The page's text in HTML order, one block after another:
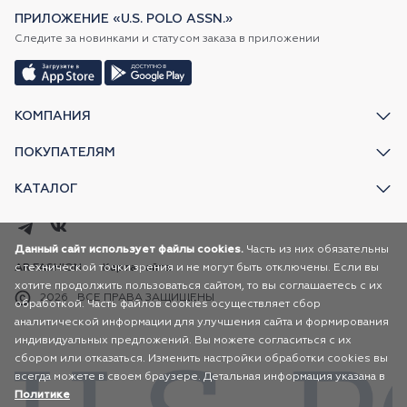
КОМПАНИЯ
ПОКУПАТЕЛЯМ
КАТАЛОГ
ПРИЛОЖЕНИЕ «U.S. POLO ASSN.»
Следите за новинками и статусом заказа в приложении
2026 ВСЕ ПРАВА ЗАЩИЩЕНЫ
AR FASHION Карта сайта
Данный сайт использует файлы cookies. Часть из них обязательны
с технической точки зрения и не могут быть отключены. Если вы
хотите продолжить пользоваться сайтом, то вы соглашаетесь с их
обработкой. Часть файлов cookies осуществляет сбор
аналитической информации для улучшения сайта и формирования
индивидуальных предложений. Вы можете согласиться с их
сбором или отказаться. Изменить настройки обработки cookies вы
всегда можете в своем браузере. Детальная информация указана в
Политике